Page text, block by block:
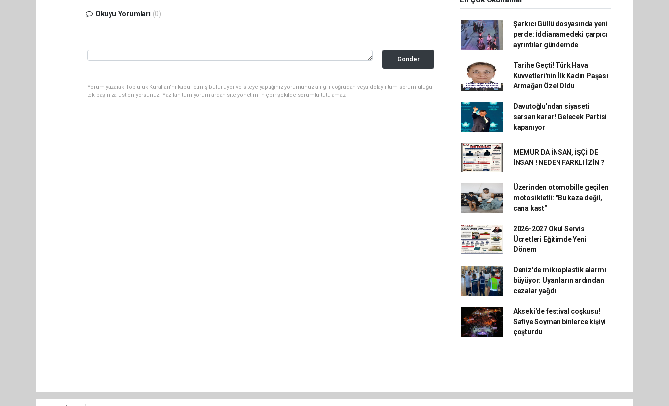
Okuyu Yorumları (0)
Gonder
Yorum yazarak Topluluk Kuralları’nı kabul etmiş bulunuyor ve siteye yaptığınız yorumunuzla ilgili doğrudan veya dolaylı tüm sorumluluğu
tek başınıza üstleniyorsunuz. Yazılan tüm yorumlardan site yönetimi hiçbir şekilde sorumlu tutulamaz.
Şarkıcı Güllü dosyasında yeni
perde: İddianamedeki çarpıcı
ayrıntılar gündemde
Tarihe Geçti! Türk Hava
Kuvvetleri'nin İlk Kadın Paşası
Armağan Özel Oldu
Davutoğlu'ndan siyaseti
sarsan karar! Gelecek Partisi
kapanıyor
MEMUR DA İNSAN, İŞÇİ DE
İNSAN ! NEDEN FARKLI İZİN ?
Üzerinden otomobille geçilen
motosikletli: "Bu kaza değil,
cana kast"
2026-2027 Okul Servis
Ücretleri Eğitimde Yeni
Dönem
Deniz'de mikroplastik alarmı
büyüyor: Uyarıların ardından
cezalar yağdı
Akseki'de festival coşkusu!
Safiye Soyman binlerce kişiyi
çoşturdu